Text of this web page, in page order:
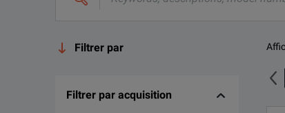
Filtrer par
Filtrer par acquisition